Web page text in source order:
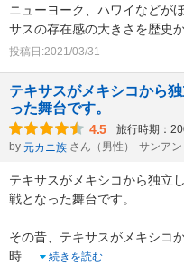
ニューヨーク、ハワイなどが
サスの存在感の大きさを歴史
投稿日:2021/03/31
テキサスがメキシコから
った舞台です。
4.5 旅行時期：
by 元カニ族 さん（男性） サンア
テキサスがメキシコから独立
戦となった舞台です。
その昔、テキサスがメキシコ
時...
続きを読む